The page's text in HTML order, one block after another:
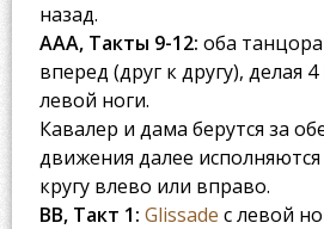
назад.
AAA, Такты 9-12: оба
вперед (друг к другу), делая 4
левой ноги.
Кавалер и дама берутся за
движения далее
кругу влево или вправо.
BB, Такт 1: Glissade с левой